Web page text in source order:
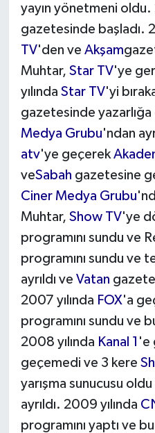
yayın yönetmeni oldu.
gazetesinde başladı.
TV'den ve Akşam
Muhtar, Star TV'ye
yılında Star TV'yi
gazetesinde
Medya Grubu'ndan
atv'ye geçerek
veSabah gazetesine
Ciner Medya Grubu
Muhtar, Show TV'ye
programını sundu ve
programını sundu ve
ayrıldı ve Vatan
2007 yılında FOX'a
programını sundu ve
2008 yılında Kanal 1 'e
geçemedi ve 3 kere
yarışma sunucusu
ayrıldı. 2009 yılında
programını yaptı ve